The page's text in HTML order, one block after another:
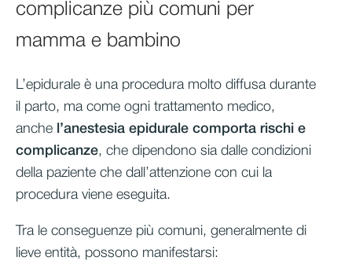
complicanze più comuni per
mamma e bambino
L’epidurale è una procedura molto diffusa durante
il parto, ma come ogni trattamento medico,
anche l’anestesia epidurale comporta rischi e
complicanze, che dipendono sia dalle condizioni
della paziente che dall’attenzione con cui la
procedura viene eseguita.
Tra le conseguenze più comuni, generalmente di
lieve entità, possono manifestarsi: